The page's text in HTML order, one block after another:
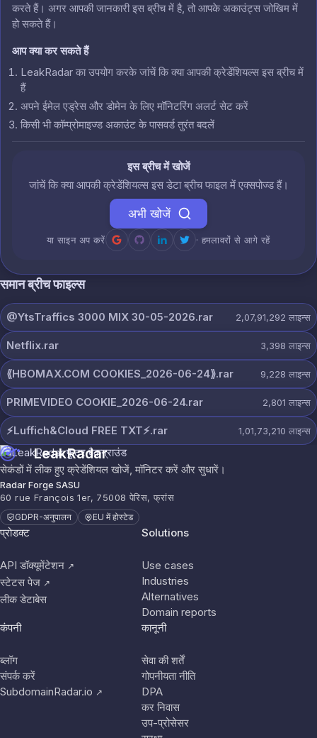
करते हैं। अगर आपकी जानकारी इस ब्रीच में है, तो आपके अकाउंट्स जोखिम में
हो सकते हैं।
आप क्या कर सकते हैं
LeakRadar का उपयोग करके जांचें कि क्या आपकी क्रेडेंशियल्स इस ब्रीच में
हैं
अपने ईमेल एड्रेस और डोमेन के लिए मॉनिटरिंग अलर्ट सेट करें
किसी भी कॉम्प्रोमाइज्ड अकाउंट के पासवर्ड तुरंत बदलें
इस ब्रीच में खोजें
जांचें कि क्या आपकी क्रेडेंशियल्स इस डेटा ब्रीच फाइल में एक्सपोज्ड हैं।
अभी खोजें
या साइन अप करें · हमलावरों से आगे रहें
समान ब्रीच फाइल्स
@YtsTraffics 3000 MIX 30-05-2026.rar 2,07,91,292 लाइन्स
Netflix.rar 3,398 लाइन्स
⟪HBOMAX.COM COOKIES_2026-06-24⟫.rar 9,228 लाइन्स
PRIMEVIDEO COOKIE_2026-06-24.rar 2,801 लाइन्स
⚡️Luffich&Cloud FREE TXT⚡️.rar 1,01,73,210 लाइन्स
LeakRadar
सेकंडों में लीक हुए क्रेडेंशियल खोजें, मॉनिटर करें और सुधारें।
Radar Forge SASU
60 rue François 1er, 75008 पेरिस, फ्रांस
GDPR-अनुपालन EU में होस्टेड
प्रोडक्ट
API डॉक्यूमेंटेशन ↗
स्टेटस पेज ↗
लीक डेटाबेस
Solutions
Use cases
Industries
Alternatives
Domain reports
कंपनी
ब्लॉग
संपर्क करें
SubdomainRadar.io ↗
कानूनी
सेवा की शर्तें
गोपनीयता नीति
DPA
कर निवास
उप-प्रोसेसर